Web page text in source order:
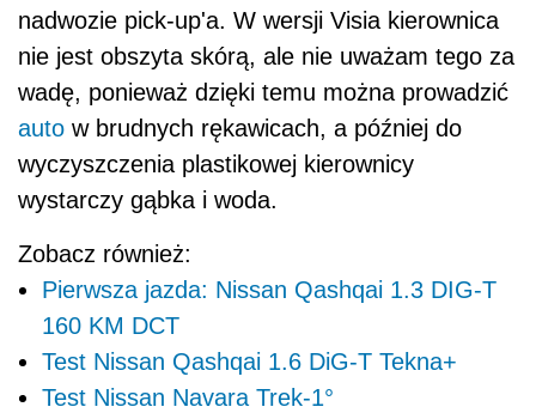
nadwozie pick-up'a. W wersji Visia kierownica
nie jest obszyta skórą, ale nie uważam tego za
wadę, ponieważ dzięki temu można prowadzić
auto w brudnych rękawicach, a później do
wyczyszczenia plastikowej kierownicy
wystarczy gąbka i woda.
Zobacz również:
Pierwsza jazda: Nissan Qashqai 1.3 DIG-T
160 KM DCT
Test Nissan Qashqai 1.6 DiG-T Tekna+
Test Nissan Navara Trek-1°